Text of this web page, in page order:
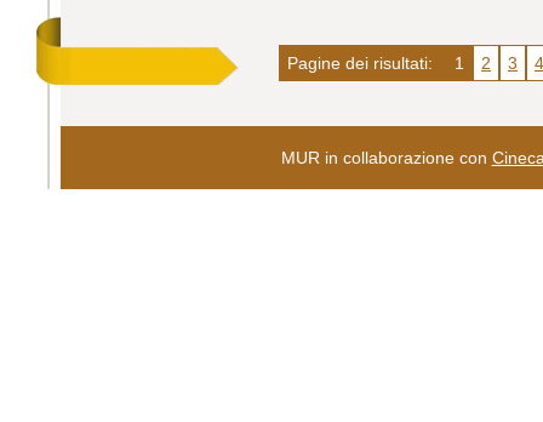
Pagine dei risultati: 1 2 3 4
MUR in collaborazione con